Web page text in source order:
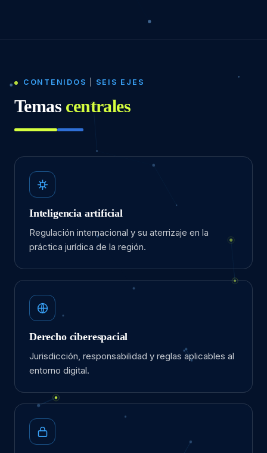
CONTENIDOS SEIS EJES
Temas centrales
Inteligencia artificial
Regulación internacional y su aterrizaje en la
práctica jurídica de la región.
Derecho ciberespacial
Jurisdicción, responsabilidad y reglas aplicables al
entorno digital.